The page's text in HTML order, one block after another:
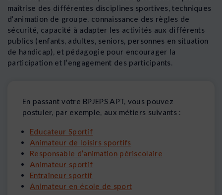
maîtrise des différentes disciplines sportives, techniques
d’animation de groupe, connaissance des règles de
sécurité, capacité à adapter les activités aux différents
publics (enfants, adultes, seniors, personnes en situation
de handicap), et pédagogie pour encourager la
participation et l’engagement des participants.
En passant votre BPJEPS APT, vous pouvez
postuler, par exemple, aux métiers suivants :
Educateur Sportif
Animateur de loisirs sportifs
Responsable d’animation périscolaire
Animateur sportif
Entraîneur sportif
Animateur en école de sport